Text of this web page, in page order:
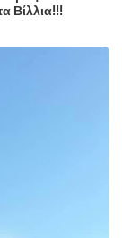
Βίλλια!!!